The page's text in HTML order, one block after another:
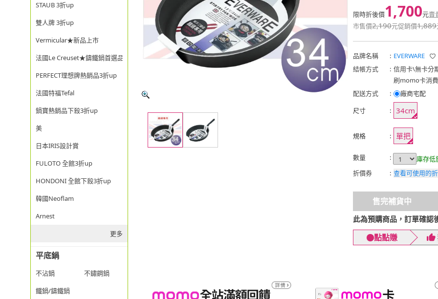
STAUB 3折up
雙人牌 3折up
Vermicular★新品上市
法國Le Creuset★鑄鐵鍋首選品牌
PERFECT理想牌熱銷品3折up
法國特福Tefal
鍋寶熱銷品下殺3折up
美
日本IRIS設計賞
FULOTO 全館3折up
HONDONI 全館下殺3折up
韓國Neoflam
Arnest
更多
平底鍋
不沾鍋
不鏽鋼鍋
鐵鍋/鑄鐵鍋
限時折後價1,700元賣
市售價2,190元促銷價1,889
品牌名稱 : EVERWARE
結帳方式
: 信用卡\無卡分
刷momo卡消
配送方式
:
廠商宅配
尺寸
: 34cm
規格 : 單把
數量 : 庫存低
折價券
: 查看可使用的
售完補貨中
此為預購商品，訂單確
點點賺